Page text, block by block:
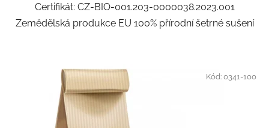
Certifikát: CZ-BIO-001.203-0000038.2023.001
Zemědělská produkce EU 100% přírodní šetrné sušení
Kód:0341-100